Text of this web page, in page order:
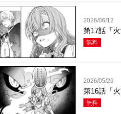
2026/06/12
第17話「
無料
2026/05/29
第16話「
無料